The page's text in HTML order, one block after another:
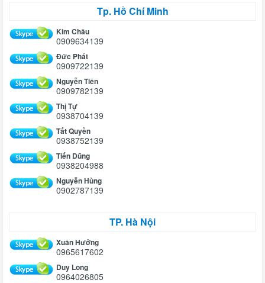
Tp. Hồ Chí Minh
Kim Châu
0909634139
Đức Phát
0909722139
Nguyễn Tiên
0909782139
Thị Tự
0938704139
Tất Quyền
0938752139
Tiến Dũng
0938204988
Nguyễn Hùng
0902787139
TP. Hà Nội
Xuân Hưởng
0965617602
Duy Long
0964026805